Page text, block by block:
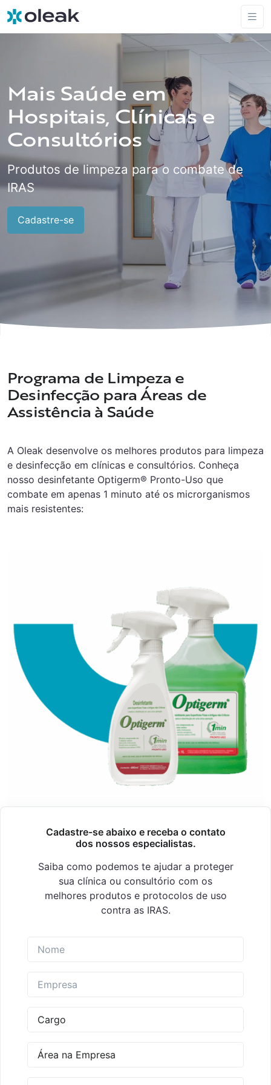
Mais Saúde em
Hospitais, Clínicas e
Consultórios
Produtos de limpeza para o combate de
IRAS
Cadastre-se
Programa de Limpeza e
Desinfecção para Áreas de
Assistência à Saúde
A Oleak desenvolve os melhores produtos para limpeza
e desinfecção em clínicas e consultórios. Conheça
nosso desinfetante Optigerm® Pronto-Uso que
combate em apenas 1 minuto até os microrganismos
mais resistentes:
Cadastre-se abaixo e receba o contato
dos nossos especialistas.
Saiba como podemos te ajudar a proteger
sua clínica ou consultório com os
melhores produtos e protocolos de uso
contra as IRAS.